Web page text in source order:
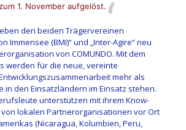
1. November aufgelöst.
den beiden Trägervereinen
Immensee (BMI)“ und „Inter-Agire“ neu
von COMUNDO. Mit dem
werden für die neue, vereinte
mehr als
in den Einsatzländern im Einsatz stehen.
unterstützen mit ihrem Know-
lokalen Partnerorganisationen vor Ort
(Nicaragua, Kolumbien, Peru,